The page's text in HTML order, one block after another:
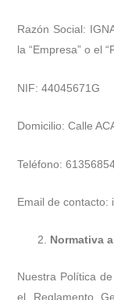
Razón Social:
la “Empresa” o el
NIF: 44045671G
Domicilio: Calle
Teléfono:
Email de contacto:
Normativa
Nuestra Política
el Reglamento